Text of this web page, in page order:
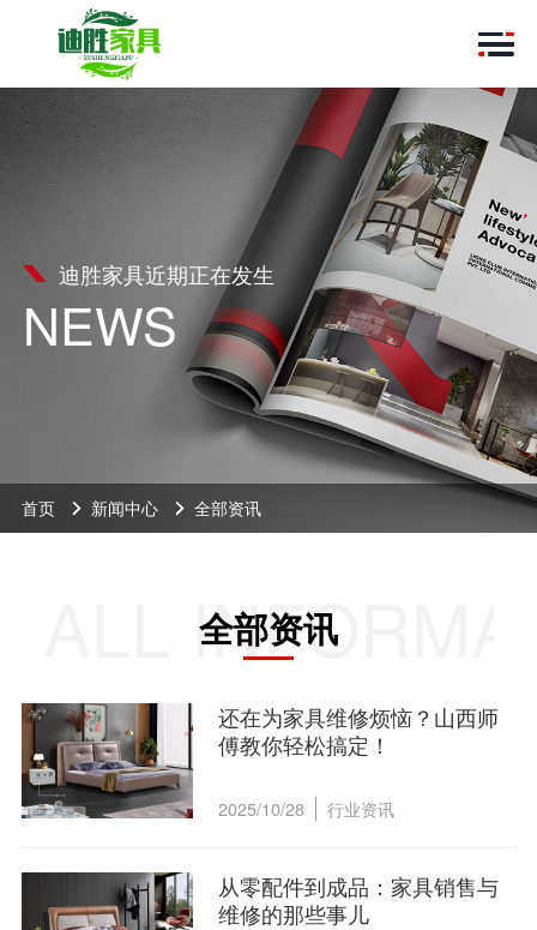
迪胜家具近期正在发生
NEWS
首页 新闻中心 全部资讯
ALL全部资讯
还在为家具维修烦恼？山西师
傅教你轻松搞定！
2025/10/28 行业资讯
从零配件到成品：家具销售与
维修的那些事儿